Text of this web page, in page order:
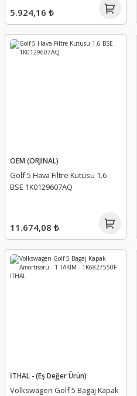
5.924,16 ₺
OEM (ORJINAL)
Golf 5 Hava Filtre Kutusu 1.6
BSE 1K0129607AQ
11.674,08 ₺
İTHAL - (Eş Değer Ürün)
Volkswagen Golf 5 Bagaj Kapak